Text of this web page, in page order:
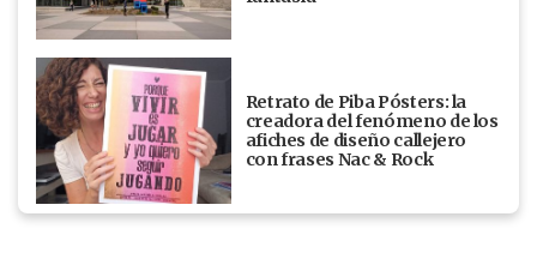
Retrato de Piba Pósters: la
creadora del fenómeno de los
afiches de diseño callejero
con frases Nac & Rock